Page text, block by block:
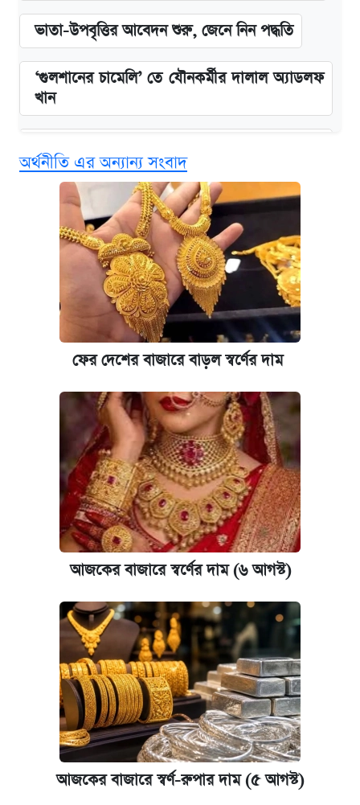
ভাতা-উপবৃত্তির আবেদন শুরু, জেনে নিন পদ্ধতি
‘গুলশানের চামেলি’ তে যৌনকর্মীর দালাল অ্যাডলফ
খান
দাম ও ফিচার
কবে শুরু হচ্ছে ঢাবির ভর্তি আবেদন, জানাল কর্তৃপক্ষ
নবম জাতীয় পে-স্কেল নিয়ে সর্বশেষ যা জানা গেল
আজকের বাজারে স্বর্ণ-রুপার দাম (৫ আগস্ট)
কবে হবে মেডিকেল ভর্তি পরীক্ষা, জানা গেল যা
আজকের বাজারে স্বর্ণের দাম (৪ আগস্ট)
পাঁচ দপ্তরে নতুন সচিব নিয়োগ দিল সরকার
রাষ্ট্রবিরোধী কর্মকাণ্ড: ঢাবির কয়েকজন শিক্ষকের
বিরুদ্ধে ব্যবস্থা
আজকের বাজারে স্বর্ণের দাম (৬ আগস্ট)
কেমব্রিজ বিশ্ববিদ্যালয়ের এমবিএ স্কলারশিপে
আবেদন শুরু
অর্থনীতি এর অন্যান্য সংবাদ
ফের দেশের বাজারে বাড়ল স্বর্ণের দাম
আজকের বাজারে স্বর্ণের দাম (৬ আগস্ট)
আজকের বাজারে স্বর্ণ-রুপার দাম (৫ আগস্ট)